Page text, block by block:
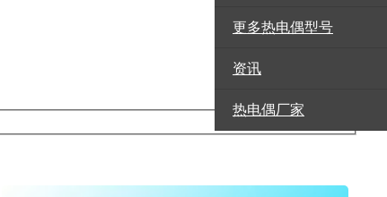
更多热电偶型号
资讯
热电偶厂家